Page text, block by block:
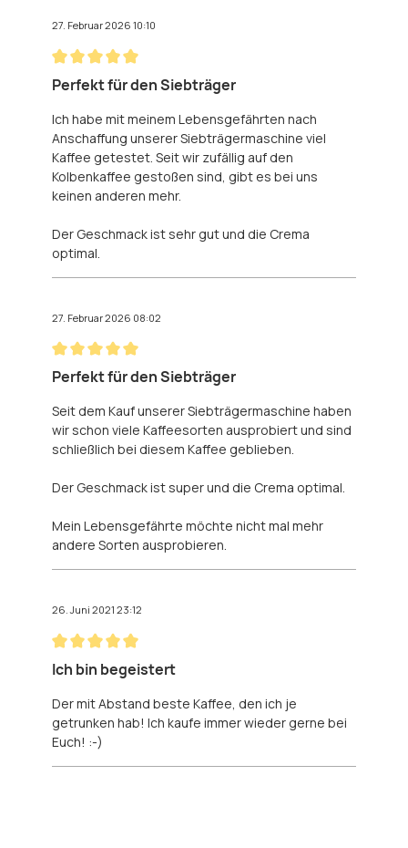
27. Februar 2026 10:10
Bewertung mit 5 von 5 Sternen
Perfekt für den Siebträger
Ich habe mit meinem Lebensgefährten nach
Anschaffung unserer Siebträgermaschine viel
Kaffee getestet. Seit wir zufällig auf den
Kolbenkaffee gestoßen sind, gibt es bei uns
keinen anderen mehr.
Der Geschmack ist sehr gut und die Crema
optimal.
27. Februar 2026 08:02
Bewertung mit 5 von 5 Sternen
Perfekt für den Siebträger
Seit dem Kauf unserer Siebträgermaschine haben
wir schon viele Kaffeesorten ausprobiert und sind
schließlich bei diesem Kaffee geblieben.
Der Geschmack ist super und die Crema optimal.
Mein Lebensgefährte möchte nicht mal mehr
andere Sorten ausprobieren.
26. Juni 2021 23:12
Bewertung mit 5 von 5 Sternen
Ich bin begeistert
Der mit Abstand beste Kaffee, den ich je
getrunken hab! Ich kaufe immer wieder gerne bei
Euch! :-)